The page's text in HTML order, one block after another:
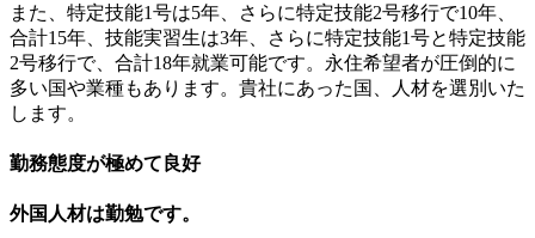
また、特定技能1号は5年、さらに特定技能2号移行で10年、
合計15年、技能実習生は3年、さらに特定技能1号と特定技能
2号移行で、合計18年就業可能です。永住希望者が圧倒的に
多い国や業種もあります。貴社にあった国、人材を選別いた
します。
勤務態度が極めて良好
外国人材は勤勉です。